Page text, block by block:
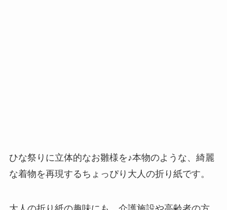
ひな祭りに立体的なお雛様を♪本物のような、綺麗
な着物を再現するちょっぴり大人の折り紙です。